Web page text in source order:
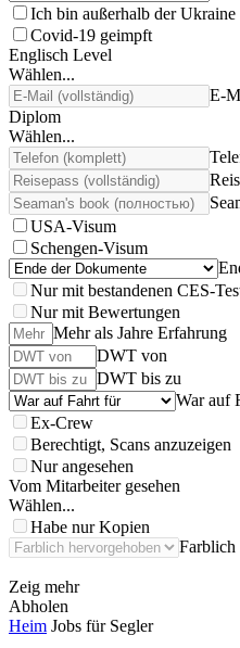
Ich bin außerhalb der Ukraine
Covid-19 geimpft
Englisch Level
Wählen...
E-
Diplom
Wählen...
USA-Visum
Schengen-Visum
Nur mit bestandenen CES-
Nur mit Bewertungen
Mehr als Jahre Erfahrung
DWT von
DWT bis zu
War auf
Ex-Crew
Berechtigt, Scans anzuzeigen
Nur angesehen
Vom Mitarbeiter gesehen
Wählen...
Habe nur Kopien
Farblich
Zeig mehr
Abholen
Heim Jobs für Segler